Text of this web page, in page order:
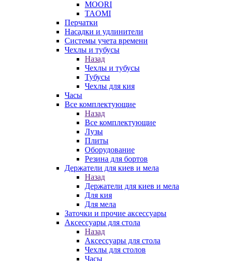
MOORI
TAOMI
Перчатки
Насадки и удлинители
Системы учета времени
Чехлы и тубусы
Назад
Чехлы и тубусы
Тубусы
Чехлы для кия
Часы
Все комплектующие
Назад
Все комплектующие
Лузы
Плиты
Оборудование
Резина для бортов
Держатели для киев и мела
Назад
Держатели для киев и мела
Для кия
Для мела
Заточки и прочие аксессуары
Аксессуары для стола
Назад
Аксессуары для стола
Чехлы для столов
Часы